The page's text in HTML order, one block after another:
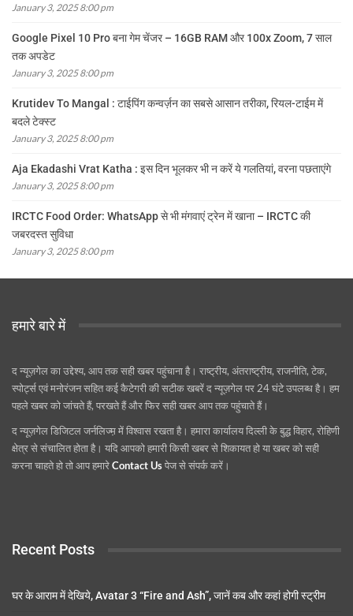
January 3, 2025 8:00 pm
Google Pixel 10 Pro बना गेम चेंजर – 16GB RAM और 100x Zoom, 7 साल
तक अपडेट
January 3, 2025 8:00 pm
Krutidev To Mangal : टाईपिंग कन्वर्ज़न का सबसे आसान तरीका, रियल-टाईम में
बदले टेक्स्ट
January 3, 2025 8:00 pm
Aja Ekadashi Vrat Katha : इस दिन भूलकर भी न करें ये गलतियां, वरना पछताएंगे
January 3, 2025 8:00 pm
IRCTC Food Order: WhatsApp से भी मंगवाएं ट्रेन में खाना – IRCTC की
जबरदस्त सुविधा
January 3, 2025 8:00 pm
हमारे बारे में
द न्यूज़गेल का उद्देश्य, आप तक सही खबर पहुंचाना है। राष्ट्रीय, अंतराष्ट्रीय, राजनीति, टेक,
स्पोर्ट्स एवं मनोरंजन सहित कई कैटेगरी की सटीक खबरें द न्यूज़गेल पर 24 घंटे उपलब्ध है। हम
पहले खबर को जांचते हैं, परखते हैं और फिर सही खबर आप तक पहुंचाते हैं।
द न्यूज़गेल डिजिटल जर्नलिज्म़ में विश्वास रखता है। हमारा कार्यालय दिल्ली के बुद्ध विहार, रोहिणी
क्षेत्र से संचालित होता है। यदि आपको हमारी किसी खबर से शिकायत हो या खबर को सही
करना चाहते हो तो आप हमारेContact Usपेज से संपर्क करें।
Recent Posts
घर के आराम में देखिये, Avatar 3 “Fire and Ash”, जानें कब और कहां होगी स्ट्रीम